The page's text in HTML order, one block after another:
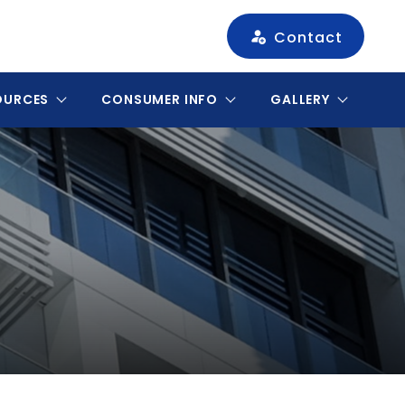
Contact
CONSUMER INFO GALLERY